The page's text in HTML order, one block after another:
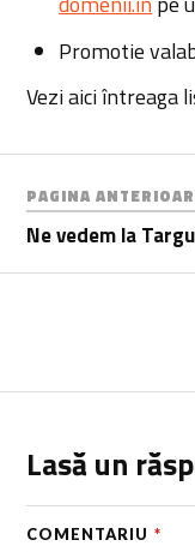
Promotie
Vezi aici întreaga
PAGINA
Ne vedem la
Lasă un
COMENTARIU *